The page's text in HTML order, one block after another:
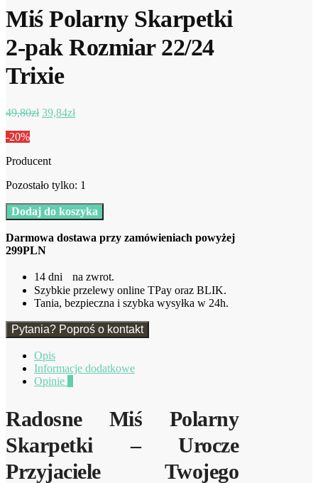
Miś Polarny Skarpetki
2-pak Rozmiar 22/24
Trixie
49,80zł Pierwotna
39,84złAktualna
-20%
Producent
Pozostało tylko: 1
ilość
Miś
Polarny
Skarpetki
Rozmiar
Dodaj do koszyka
Darmowa dostawa przy zamówieniach powyżej
299PLN
14 dni na zwrot.
Szybkie przelewy online TPay oraz BLIK.
Tania, bezpieczna i szybka wysyłka w 24h.
Pytania? Poproś o kontakt
Opis
Informacje dodatkowe
Opinie
Radosne Miś Polarny
Skarpetki – Urocze
Przyjaciele Twojego